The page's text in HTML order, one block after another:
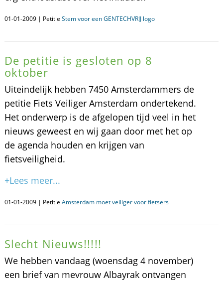
01-01-2009 | Petitie Stem voor een GENTECHVRIJ logo
De petitie is gesloten op 8
oktober
Uiteindelijk hebben 7450 Amsterdammers de
petitie Fiets Veiliger Amsterdam ondertekend.
Het onderwerp is de afgelopen tijd veel in het
nieuws geweest en wij gaan door met het op
de agenda houden en krijgen van
fietsveiligheid.
+Lees meer...
01-01-2009 | Petitie Amsterdam moet veiliger voor fietsers
Slecht Nieuws!!!!!
We hebben vandaag (woensdag 4 november)
een brief van mevrouw Albayrak ontvangen